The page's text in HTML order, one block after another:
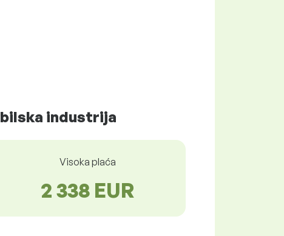
industrija
Visoka plaća
2 338 EUR